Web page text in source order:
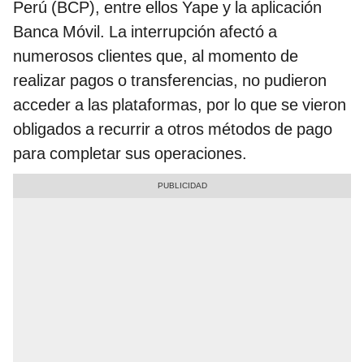
Perú (BCP), entre ellos Yape y la aplicación
Banca Móvil. La interrupción afectó a
numerosos clientes que, al momento de
realizar pagos o transferencias, no pudieron
acceder a las plataformas, por lo que se vieron
obligados a recurrir a otros métodos de pago
para completar sus operaciones.